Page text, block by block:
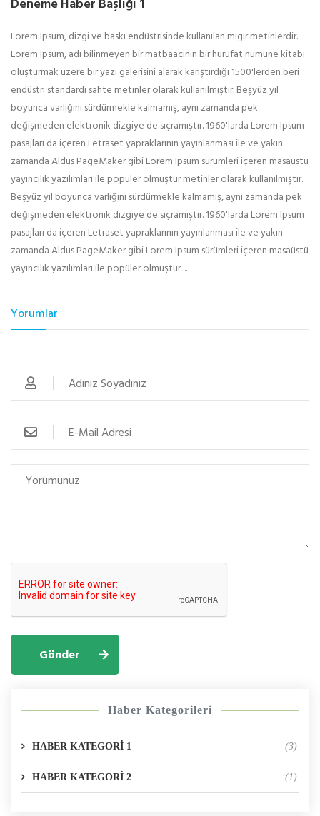
Lorem Ipsum, dizgi ve baskı endüstrisinde kullanılan mıgır metinlerdir.
Lorem Ipsum, adı bilinmeyen bir matbaacının bir hurufat numune kitabı
oluşturmak üzere bir yazı galerisini alarak karıştırdığı 1500'lerden beri
endüstri standardı sahte metinler olarak kullanılmıştır. Beşyüz yıl
boyunca varlığını sürdürmekle kalmamış, aynı zamanda pek
değişmeden elektronik dizgiye de sıçramıştır. 1960'larda Lorem Ipsum
pasajları da içeren Letraset yapraklarının yayınlanması ile ve yakın
zamanda Aldus PageMaker gibi Lorem Ipsum sürümleri içeren masaüstü
yayıncılık yazılımları ile popüler olmuştur metinler olarak kullanılmıştır.
Beşyüz yıl boyunca varlığını sürdürmekle kalmamış, aynı zamanda pek
değişmeden elektronik dizgiye de sıçramıştır. 1960'larda Lorem Ipsum
pasajları da içeren Letraset yapraklarının yayınlanması ile ve yakın
zamanda Aldus PageMaker gibi Lorem Ipsum sürümleri içeren masaüstü
yayıncılık yazılımları ile popüler olmuştur ...
Yorumlar
Gönder
Haber Kategorileri
HABER KATEGORİ 1 (3)
HABER KATEGORİ 2 (1)